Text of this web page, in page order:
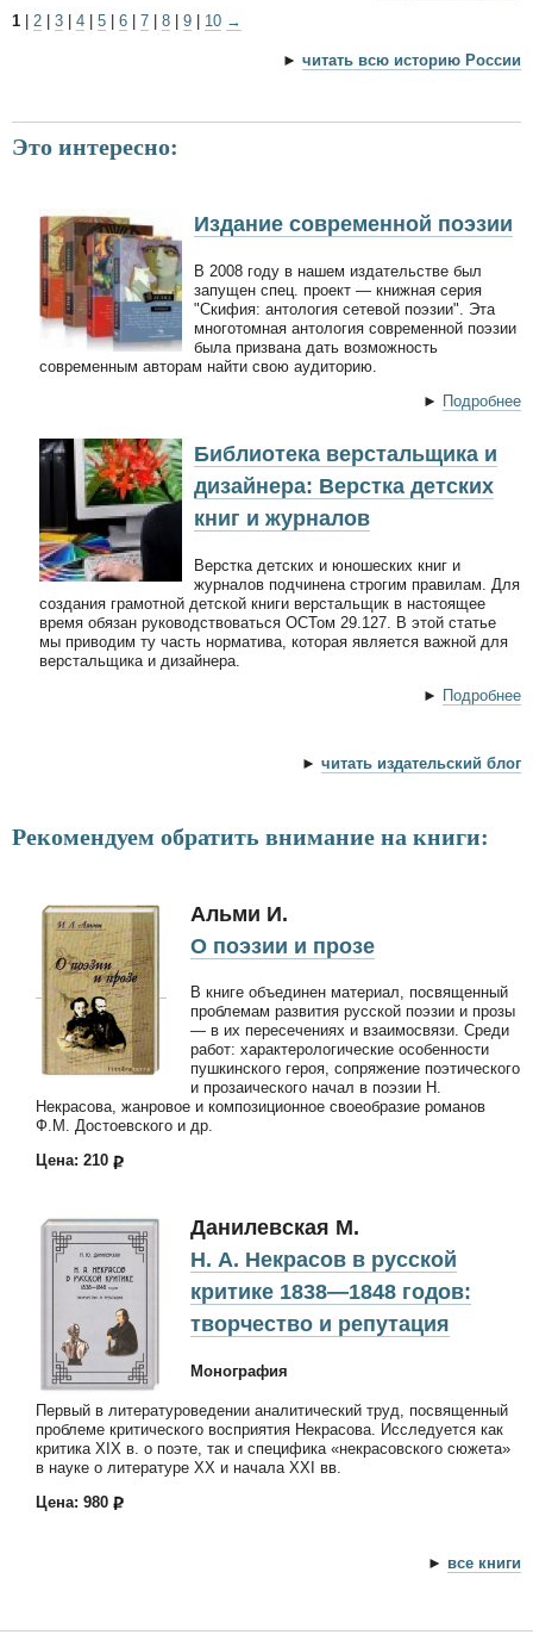
1
2 3 4 5 6 7 8 9 10 →
► читать всю историю России
Это интересно:
Издание современной поэзии
В 2008 году в нашем издательстве был
запущен спец. проект — книжная серия
"Скифия: антология сетевой поэзии". Эта
многотомная антология современной поэзии
была призвана дать возможность
современным авторам найти свою аудиторию.
► Подробнее
Библиотека верстальщика и
дизайнера: Верстка детских
книг и журналов
Верстка детских и юношеских книг и
журналов подчинена строгим правилам. Для
создания грамотной детской книги верстальщик в настоящее
время обязан руководствоваться ОСТом 29.127. В этой статье
мы приводим ту часть норматива, которая является важной для
верстальщика и дизайнера.
► Подробнее
► читать издательский блог
Рекомендуем обратить внимание на книги:
Альми И.
О поэзии и прозе
В книге объединен материал, посвященный
проблемам развития русской поэзии и прозы
— в их пересечениях и взаимосвязи. Среди
работ: характерологические особенности
пушкинского героя, сопряжение поэтического
и прозаического начал в поэзии Н.
Некрасова, жанровое и композиционное своеобразие романов
Ф.М. Достоевского и др.
Цена: 210
Данилевская М.
Н. А. Некрасов в русской
критике 1838—1848 годов:
творчество и репутация
Монография
Первый в литературоведении аналитический труд, посвященный
проблеме критического восприятия Некрасова. Исследуется как
критика XIX в. о поэте, так и специфика «некрасовского сюжета»
в науке о литературе ХХ и начала XXI вв.
Цена: 980
► все книги